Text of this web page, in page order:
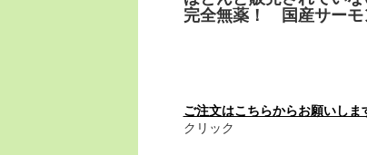
完全無薬！ 国産サーモ
ご注文はこちらからお願いしま
クリック